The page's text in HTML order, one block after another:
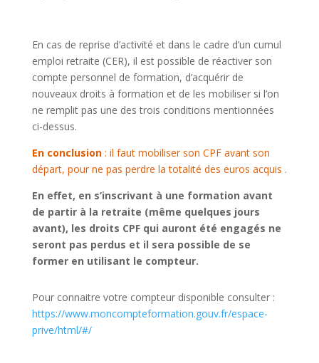
En cas de reprise d’activité et dans le cadre d’un cumul
emploi retraite (CER), il est possible de réactiver son
compte personnel de formation, d’acquérir de
nouveaux droits à formation et de les mobiliser si l’on
ne remplit pas une des trois conditions mentionnées
ci-dessus.
En conclusion: il faut mobiliser son CPF avant son
départ, pour ne pas perdre la totalité des euros acquis .
En effet, en s’inscrivant à une formation avant
de partir à la retraite (même quelques jours
avant), les droits CPF qui auront été engagés ne
seront pas perdus et il sera possible de se
former en utilisant le compteur.
Pour connaitre votre compteur disponible consulter :
https://www.moncompteformation.gouv.fr/espace-
prive/html/#/